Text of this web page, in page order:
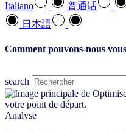
Italiano
普通话
日本語
Comment pouvons-nous
search
Analyse